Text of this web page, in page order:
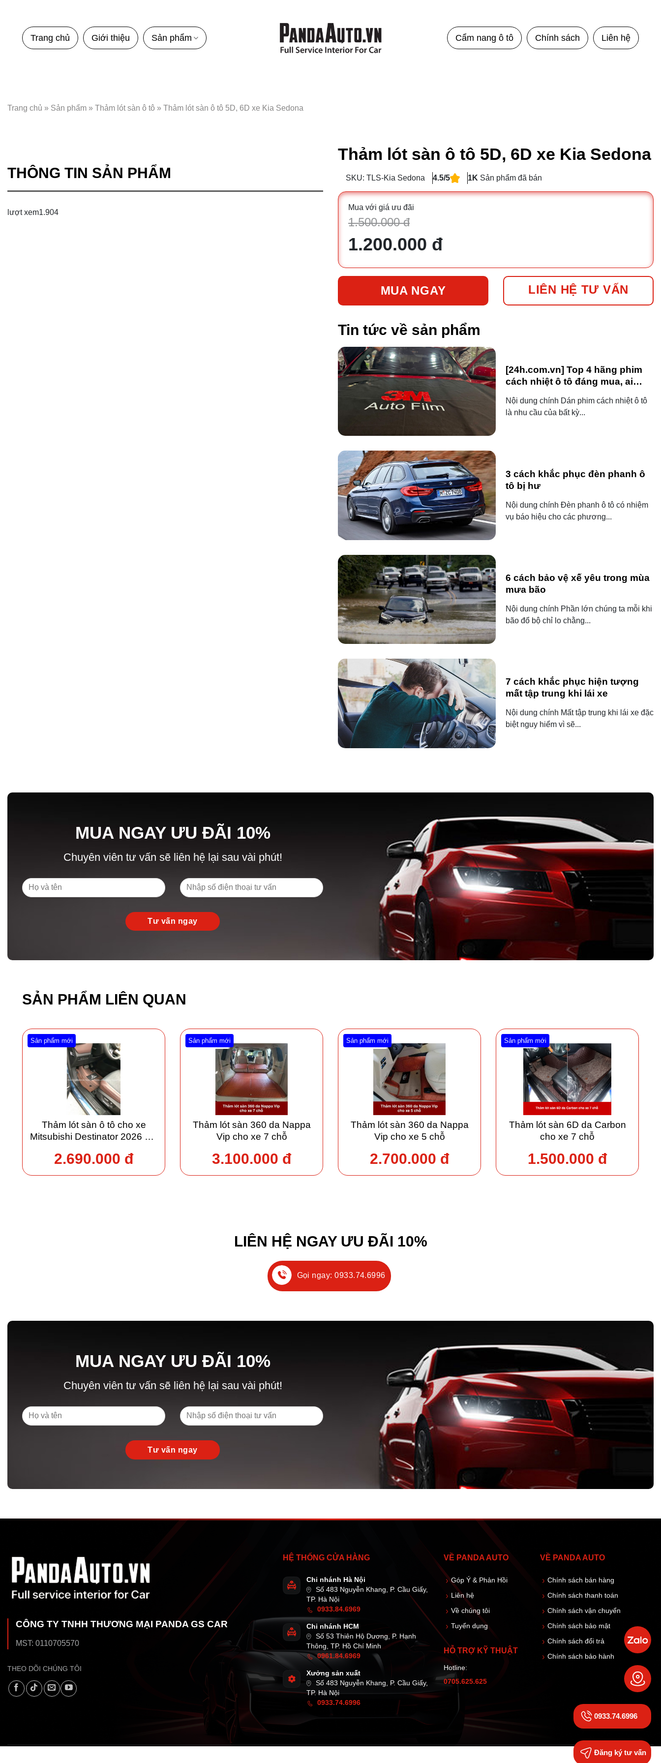
Trang chủ Giới thiệu Sản phẩm Cẩm nang ô tô Chính sách Liên hệ
Trang chủ » Sản phẩm » Thảm lót sàn ô tô » Thảm lót sàn ô tô 5D, 6D xe Kia Sedona
THÔNG TIN SẢN PHẨM
lượt xem1.904
Thảm lót sàn ô tô 5D, 6D xe Kia Sedona
SKU: TLS-Kia Sedona 4.5/5 1K Sản phẩm đã bán
Mua với giá ưu đãi
1.500.000 đ
1.200.000 đ
MUA NGAY LIÊN HỆ TƯ VẤN
Tin tức về sản phẩm
[24h.com.vn] Top 4 hãng phim
cách nhiệt ô tô đáng mua, ai
Nội dung chính Dán phim cách nhiệt ô tô
là nhu cầu của bất kỳ...
3 cách khắc phục đèn phanh ô
tô bị hư
Nội dung chính Đèn phanh ô tô có nhiệm
vụ báo hiệu cho các phương...
6 cách bảo vệ xế yêu trong mùa
mưa bão
Nội dung chính Phần lớn chúng ta mỗi khi
bão đổ bộ chỉ lo chằng...
7 cách khắc phục hiện tượng
mất tập trung khi lái xe
Nội dung chính Mất tập trung khi lái xe đặc
biệt nguy hiểm vì sẽ...
MUA NGAY ƯU ĐÃI 10%
Chuyên viên tư vấn sẽ liên hệ lại sau vài phút!
SẢN PHẨM LIÊN QUAN
Sản phẩm mới
Thảm lót sàn ô tô cho xe
Mitsubishi Destinator 2026 giá
2.690.000 đ
Sản phẩm mới
Thảm lót sàn 360 da Nappa
Vip cho xe 7 chỗ
3.100.000 đ
Sản phẩm mới
Thảm lót sàn 360 da Nappa
Vip cho xe 5 chỗ
2.700.000 đ
Sản phẩm mới
Thảm lót sàn 6D da Carbon
cho xe 7 chỗ
1.500.000 đ
LIÊN HỆ NGAY ƯU ĐÃI 10%
Gọi ngay: 0933.74.6996
MUA NGAY ƯU ĐÃI 10%
Chuyên viên tư vấn sẽ liên hệ lại sau vài phút!
CÔNG TY TNHH THƯƠNG MẠI PANDA GS CAR
MST: 0110705570
THEO DÕI CHÚNG TÔI
HỆ THỐNG CỬA HÀNG
Chi nhánh Hà Nội
Số 483 Nguyễn Khang, P. Cầu Giấy,
TP. Hà Nội
0933.84.6969
Chi nhánh HCM
Số 53 Thiên Hộ Dương, P. Hạnh
Thông, TP. Hồ Chí Minh
0961.84.6969
Xưởng sản xuất
Số 483 Nguyễn Khang, P. Cầu Giấy,
TP. Hà Nội
0933.74.6996
VỀ PANDA AUTO
Góp Ý & Phản Hồi
Liên hệ
Về chúng tôi
Tuyển dụng
HỖ TRỢ KỸ THUẬT
Hotline:
0705.625.625
VỀ PANDA AUTO
Chính sách bán hàng
Chính sách thanh toán
Chính sách vận chuyển
Chính sách bảo mật
Chính sách đổi trả
Chính sách bảo hành
0933.74.6996
Đăng ký tư vấn